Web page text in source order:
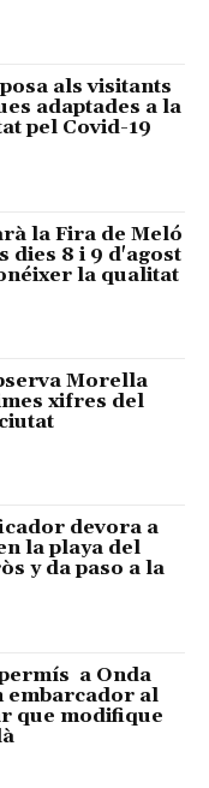
als visitants
adaptades a la
pel Covid-19
la Fira de Meló
dies 8 i 9 d'agost
la qualitat
Morella
xifres del
devora a
la playa del
y da paso a la
a Onda
embarcador al
que modifique